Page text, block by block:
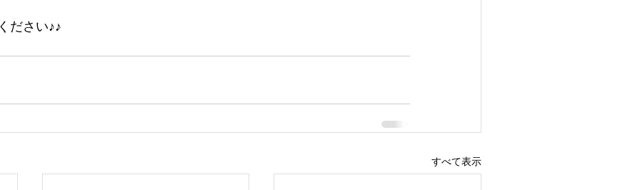
ださい♪♪
すべて表示